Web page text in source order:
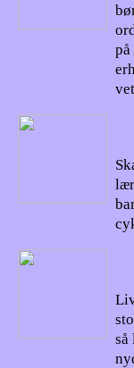
vet
så